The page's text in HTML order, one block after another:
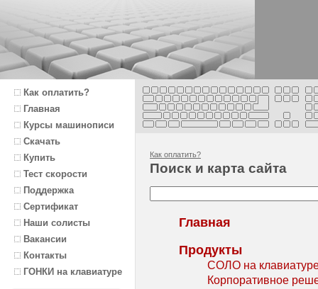
Как оплатить?
Главная
Курсы машинописи
Скачать
Купить
Тест скорости
Поддержка
Сертификат
Наши солисты
Вакансии
Контакты
ГОНКИ на клавиатуре
Как оплатить?
Поиск и карта сайта
Главная
Продукты
СОЛО на
Корпоративное